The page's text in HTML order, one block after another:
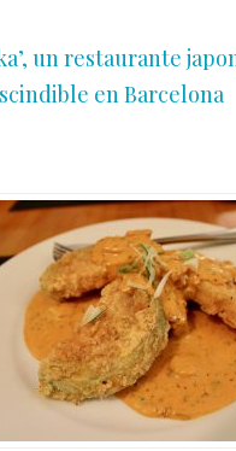
un restaurante
en Barcelona